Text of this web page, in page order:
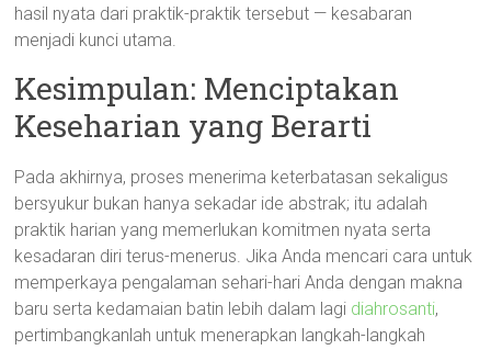
hasil nyata dari praktik-praktik tersebut — kesabaran
menjadi kunci utama.
Kesimpulan: Menciptakan
Keseharian yang Berarti
Pada akhirnya, proses menerima keterbatasan sekaligus
bersyukur bukan hanya sekadar ide abstrak; itu adalah
praktik harian yang memerlukan komitmen nyata serta
kesadaran diri terus-menerus. Jika Anda mencari cara untuk
memperkaya pengalaman sehari-hari Anda dengan makna
baru serta kedamaian batin lebih dalam lagi diahrosanti,
pertimbangkanlah untuk menerapkan langkah-langkah